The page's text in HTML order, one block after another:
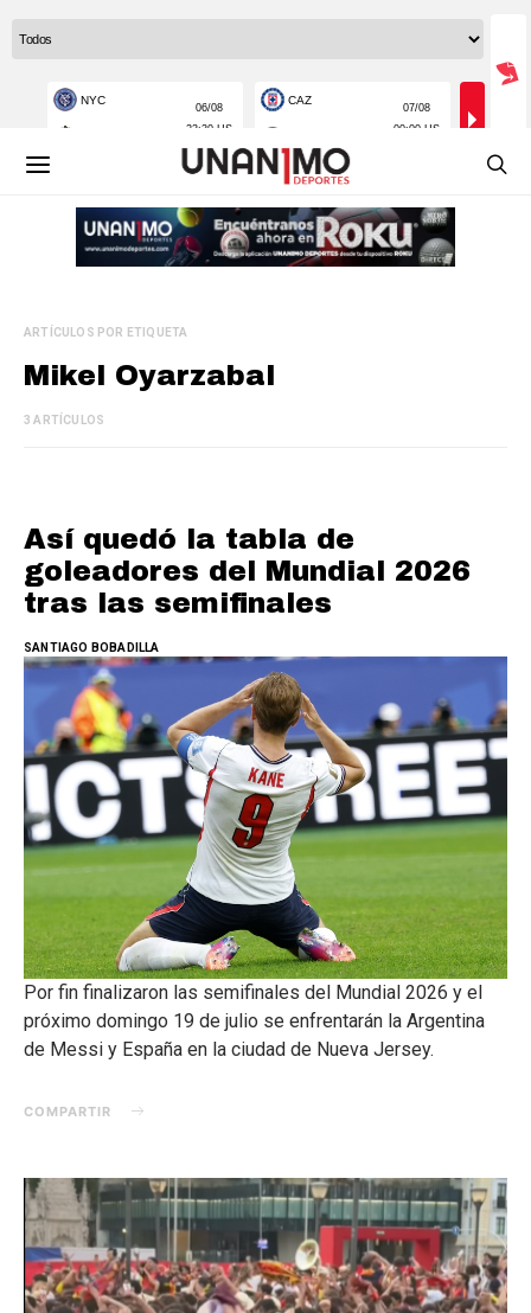
ARTÍCULOS POR ETIQUETA
Mikel Oyarzabal
3 ARTÍCULOS
Así quedó la tabla de
goleadores del Mundial 2026
tras las semifinales
SANTIAGO BOBADILLA
Por fin finalizaron las semifinales del Mundial 2026 y el
próximo domingo 19 de julio se enfrentarán la Argentina
de Messi y España en la ciudad de Nueva Jersey.
COMPARTIR